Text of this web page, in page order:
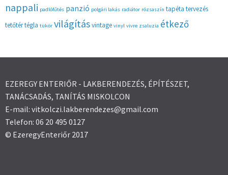
nappali padlófűtés panzió polgári lakás radiátor rózsaszín tapéta tervezés
tetőtértégla tükör világításvintage vinyl vivre zsaluzia étkező
EZEREGY ENTERIŐR - LAKBERENDEZÉS, ÉPÍTÉSZET,
TANÁCSADÁS, TANÍTÁS MISKOLCON
E-mail: vitkolczi.lakberendezes@gmail.com
Telefon: 06 20 495 0127
© EzeregyEnteriőr 2017